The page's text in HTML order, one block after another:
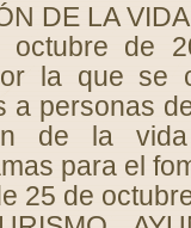
DE LA
de
la que se
a personas
de la
para el
25 de